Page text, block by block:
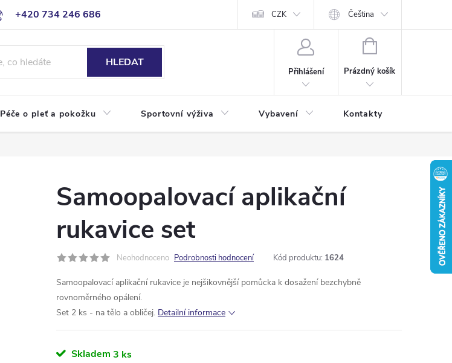
+420 734 246 686 CZK Čeština
HLEDAT
Přihlášení
NÁKUPNÍ
Prázdný košík
Péče o pleť a pokožku Sportovní výživa Vybavení Kontakty
Samoopalovací aplikační
rukavice set
Neohodnoceno Podrobnosti hodnocení Kód produktu: 1624
Samoopalovací aplikační rukavice je nejšikovnější pomůcka k dosažení bezchybně
rovnoměrného opálení.
Set 2 ks - na tělo a obličej. Detailní informace
Skladem 3 ks